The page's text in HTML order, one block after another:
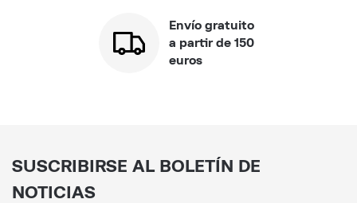
Envío gratuito
a partir de 150
euros
SUSCRIBIRSE AL BOLETÍN DE
NOTICIAS